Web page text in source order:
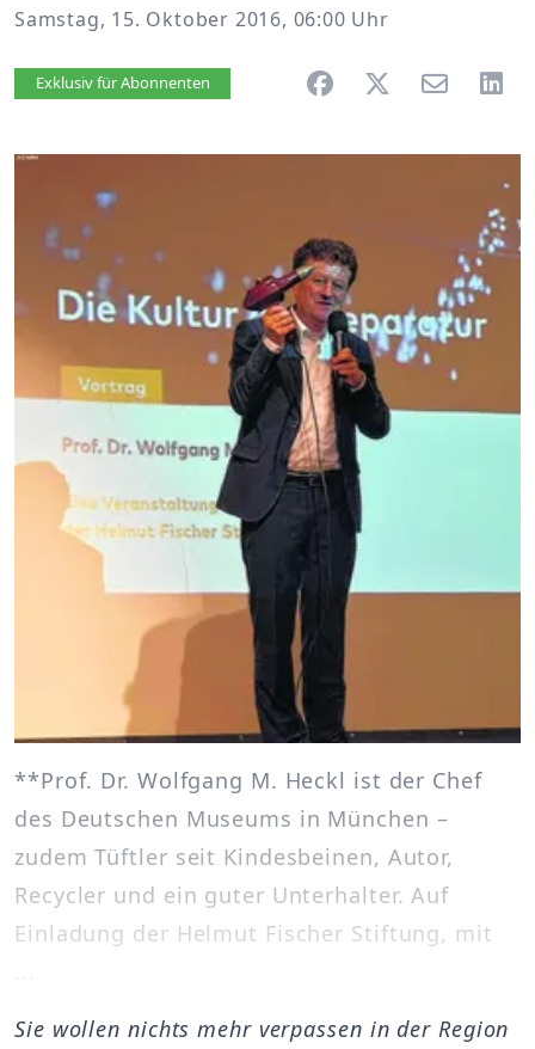
Samstag, 15. Oktober 2016, 06:00 Uhr
Artikel vorlesen
Exklusiv für Abonnenten
**Prof. Dr. Wolfgang M. Heckl ist der Chef
des Deutschen Museums in München –
zudem Tüftler seit Kindesbeinen, Autor,
Recycler und ein guter Unterhalter. Auf
Einladung der Helmut Fischer Stiftung, mit
Sie wollen nichts mehr verpassen in der Region